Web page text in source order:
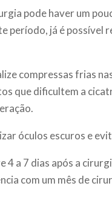
pode haver um
período, já é
compressas frias
que dificultem a
óculos escuros e
a 7 dias após a
com um mês de